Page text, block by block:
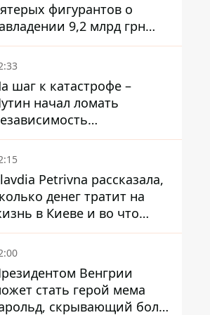
фигурантов о
9,2 млрд грн
направили в
шаг к катастрофе –
начал ломать
Центробанка,
снизить базовую
ставку
Petrivna рассказала,
денег тратит на
в Киеве и во что
миллионы
Венгрии
стать герой мема
скрывающий боль